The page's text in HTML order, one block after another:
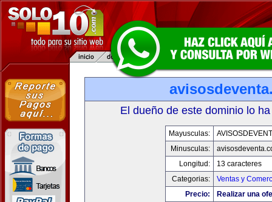
El dueño de este dominio lo
Mayusculas:
Minusculas:
Longitud:
13 caracteres
Categorias:
Ventas y
Precio:
Realizar una